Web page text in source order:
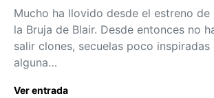
Mucho ha llovido desde el estreno
la Bruja de Blair. Desde entonces no
salir clones, secuelas poco
alguna…
Ver entrada